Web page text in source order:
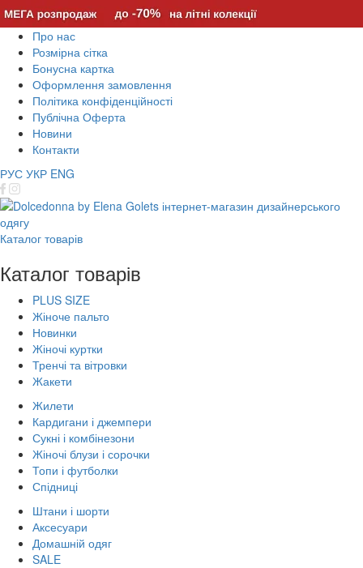
Про нас
Розмірна сітка
Бонусна картка
Оформлення замовлення
Політика конфіденційності
Публічна Оферта
Новини
Контакти
РУС УКР ENG
Каталог товарів
Каталог товарів
PLUS SIZE
Жіноче пальто
Новинки
Жіночі куртки
Тренчі та вітровки
Жакети
Жилети
Кардигани і джемпери
Сукні і комбінезони
Жіночі блузи і сорочки
Топи і футболки
Спідниці
Штани і шорти
Аксесуари
Домашній одяг
SALE